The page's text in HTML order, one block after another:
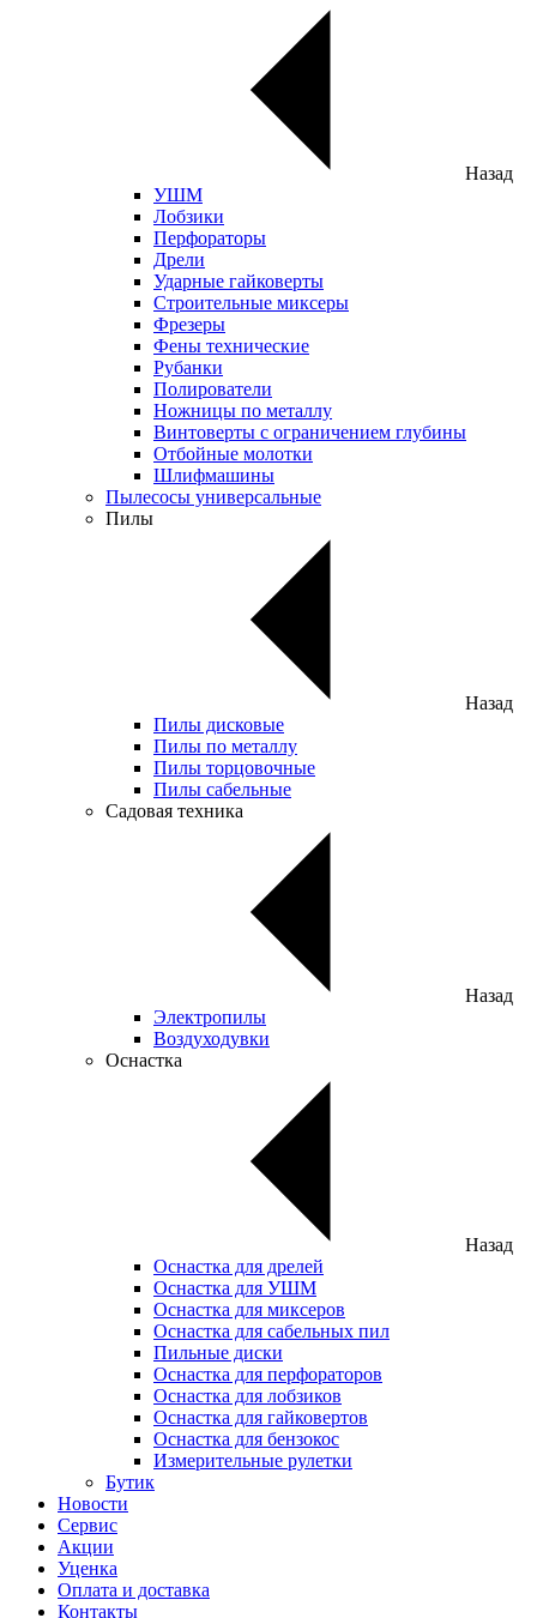
Назад
УШМ
Лобзики
Перфораторы
Дрели
Ударные гайковерты
Строительные миксеры
Фрезеры
Фены технические
Рубанки
Полирователи
Ножницы по металлу
Винтоверты с ограничением глубины
Отбойные молотки
Шлифмашины
Пылесосы универсальные
Пилы
Назад
Пилы дисковые
Пилы по металлу
Пилы торцовочные
Пилы сабельные
Садовая техника
Назад
Электропилы
Воздуходувки
Оснастка
Назад
Оснастка для дрелей
Оснастка для УШМ
Оснастка для миксеров
Оснастка для сабельных пил
Пильные диски
Оснастка для перфораторов
Оснастка для лобзиков
Оснастка для гайковертов
Оснастка для бензокос
Измерительные рулетки
Бутик
Новости
Сервис
Акции
Уценка
Оплата и доставка
Контакты